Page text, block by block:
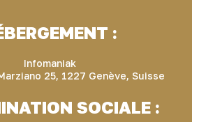
:
Infomaniak
25, 1227 Genève, Suisse
SOCIALE :